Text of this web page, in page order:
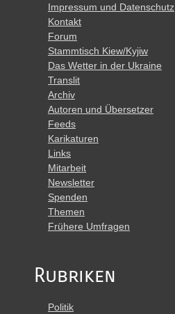
Impressum und Datenschutz
Kontakt
Forum
Stammtisch Kiew/Kyjiw
Das Wetter in der Ukraine
Translit
Archiv
Autoren und Übersetzer
Feeds
Karikaturen
Links
Mitarbeit
Newsletter
Spenden
Themen
Frühere Umfragen
Rubriken
Politik